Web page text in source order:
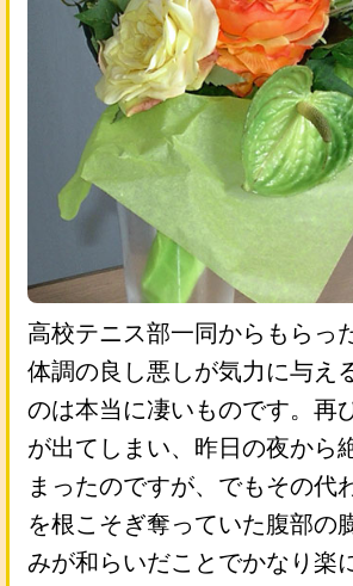
高校テニス部一同からもらっ
体調の良し悪しが気力に与え
のは本当に凄いものです。再
が出てしまい、昨日の夜から
まったのですが、でもその代
を根こそぎ奪っていた腹部の
みが和らいだことでかなり楽